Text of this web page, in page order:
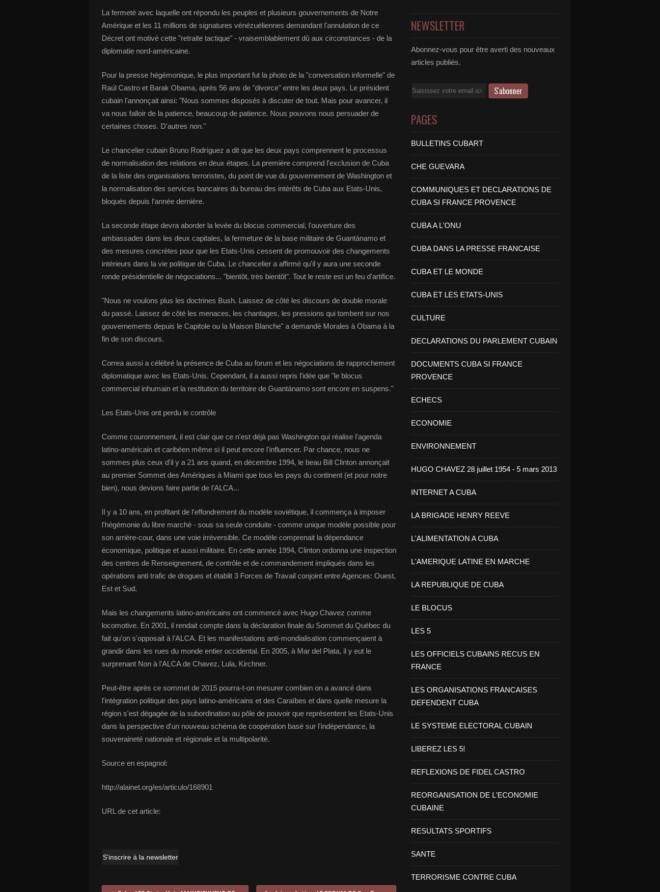
La fermeté avec laquelle ont répondu les peuples et plusieurs gouvernements de Notre
Amérique et les 11 millions de signatures vénézuéliennes demandant l'annulation de ce
Décret ont motivé cette "retraite tactique" - vraisemblablement dû aux circonstances - de la
diplomatie nord-américaine.
Pour la presse hégémonique, le plus important fut la photo de la "conversation informelle" de
Raúl Castro et Barak Obama, après 56 ans de "divorce" entre les deux pays. Le président
cubain l'annonçait ainsi: "Nous sommes disposés à discuter de tout. Mais pour avancer, il
va nous falloir de la patience, beaucoup de patience. Nous pouvons nous persuader de
certaines choses. D'autres non."
Le chancelier cubain Bruno Rodríguez a dit que les deux pays comprennent le processus
de normalisation des relations en deux étapes. La première comprend l'exclusion de Cuba
de la liste des organisations terroristes, du point de vue du gouvernement de Washington et
la normalisation des services bancaires du bureau des intérêts de Cuba aux Etats-Unis,
bloqués depuis l'année dernière.
La seconde étape devra aborder la levée du blocus commercial, l'ouverture des
ambassades dans les deux capitales, la fermeture de la base militaire de Guantánamo et
des mesures concrètes pour que les Etats-Unis cessent de promouvoir des changements
intérieurs dans la vie politique de Cuba. Le chancelier a affirmé qu'il y aura une seconde
ronde présidentielle de négociations... "bientôt, très bientôt". Tout le reste est un feu d'artifice.
"Nous ne voulons plus les doctrines Bush. Laissez de côté les discours de double morale
du passé. Laissez de côté les menaces, les chantages, les pressions qui tombent sur nos
gouvernements depuis le Capitole ou la Maison Blanche" a demandé Morales à Obama à la
fin de son discours.
Correa aussi a célébré la présence de Cuba au forum et les négociations de rapprochement
diplomatique avec les Etats-Unis. Cependant, il a aussi repris l'idée que "le blocus
commercial inhumain et la restitution du territoire de Guantánamo sont encore en suspens."
Les Etats-Unis ont perdu le contrôle
Comme couronnement, il est clair que ce n'est déjà pas Washington qui réalise l'agenda
latino-américain et caribéen même si il peut encore l'influencer. Par chance, nous ne
sommes plus ceux d'il y a 21 ans quand, en décembre 1994, le beau Bill Clinton annonçait
au premier Sommet des Amériques à Miami que tous les pays du continent (et pour notre
bien), nous devions faire partie de l'ALCA...
Il y a 10 ans, en profitant de l'effondrement du modèle soviétique, il commença à imposer
l'hégémonie du libre marché - sous sa seule conduite - comme unique modèle possible pour
son arrière-cour, dans une voie irréversible. Ce modèle comprenait la dépendance
économique, politique et aussi militaire. En cette année 1994, Clinton ordonna une inspection
des centres de Renseignement, de contrôle et de commandement impliqués dans les
opérations anti trafic de drogues et établit 3 Forces de Travail conjoint entre Agences: Ouest,
Est et Sud.
Mais les changements latino-américains ont commencé avec Hugo Chavez comme
locomotive. En 2001, il rendait compte dans la déclaration finale du Sommet du Québec du
fait qu'on s'opposait à l'ALCA. Et les manifestations anti-mondialisation commençaient à
grandir dans les rues du monde entier occidental. En 2005, à Mar del Plata, il y eut le
surprenant Non à l'ALCA de Chavez, Lula, Kirchner.
Peut-être après ce sommet de 2015 pourra-t-on mesurer combien on a avancé dans
l'intégration politique des pays latino-américains et des Caraïbes et dans quelle mesure la
région s'est dégagée de la subordination au pôle de pouvoir que représentent les Etats-Unis
dans la perspective d'un nouveau schéma de coopération basé sur l'indépendance, la
souveraineté nationale et régionale et la multipolarité.
Source en espagnol:
http://alainet.org/es/articulo/168901
URL de cet article:
S'inscrire à la newsletter
NEWSLETTER
Abonnez-vous pour être averti des nouveaux
articles publiés.
Email
PAGES
BULLETINS CUBART
CHE GUEVARA
COMMUNIQUES ET DECLARATIONS DE
CUBA SI FRANCE PROVENCE
CUBA A L'ONU
CUBA DANS LA PRESSE FRANCAISE
CUBA ET LE MONDE
CUBA ET LES ETATS-UNIS
CULTURE
DECLARATIONS DU PARLEMENT CUBAIN
DOCUMENTS CUBA SI FRANCE
PROVENCE
ECHECS
ECONOMIE
ENVIRONNEMENT
HUGO CHAVEZ 28 juillet 1954 - 5 mars 2013
INTERNET A CUBA
LA BRIGADE HENRY REEVE
L'ALIMENTATION A CUBA
L'AMERIQUE LATINE EN MARCHE
LA REPUBLIQUE DE CUBA
LE BLOCUS
LES 5
LES OFFICIELS CUBAINS RECUS EN
FRANCE
LES ORGANISATIONS FRANCAISES
DEFENDENT CUBA
LE SYSTEME ELECTORAL CUBAIN
LIBEREZ LES 5!
REFLEXIONS DE FIDEL CASTRO
REORGANISATION DE L'ECONOMIE
CUBAINE
RESULTATS SPORTIFS
SANTE
TERRORISME CONTRE CUBA